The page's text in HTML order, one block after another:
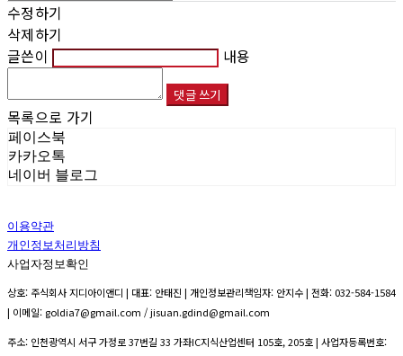
수정하기
삭제하기
글쓴이
내용
댓글 쓰기
목록으로 가기
페이스북
카카오톡
네이버 블로그
이용약관
개인정보처리방침
사업자정보확인
상호: 주식회사 지디아이앤디 | 대표: 안태진 | 개인정보관리책임자: 안지수 | 전화: 032-584-1584
| 이메일: goldia7@gmail.com / jisuan.gdind@gmail.com
주소: 인천광역시 서구 가정로 37번길 33 가좌IC지식산업센터 105호, 205호 | 사업자등록번호: